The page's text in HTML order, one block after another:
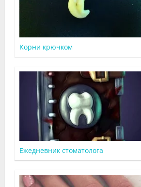
Корни крючком
Ежедневник стоматолога